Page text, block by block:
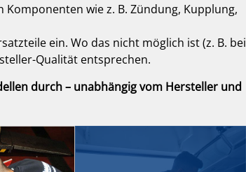
wie z. B. Zündung, Kupplung,
ein. Wo das nicht möglich ist (z. B. bei
Qualität entsprechen.
durch – unabhängig vom Hersteller und